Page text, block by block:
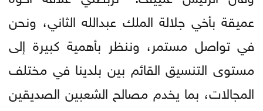
عميقة بأخي جلالة الملك عبدالله الثاني، ونحن
في تواصل مستمر، وننظر بأهمية كبيرة إلى
مستوى التنسيق القائم بين بلدينا في مختلف
المجالات، بما يخدم مصالح الشعبين الصديقين